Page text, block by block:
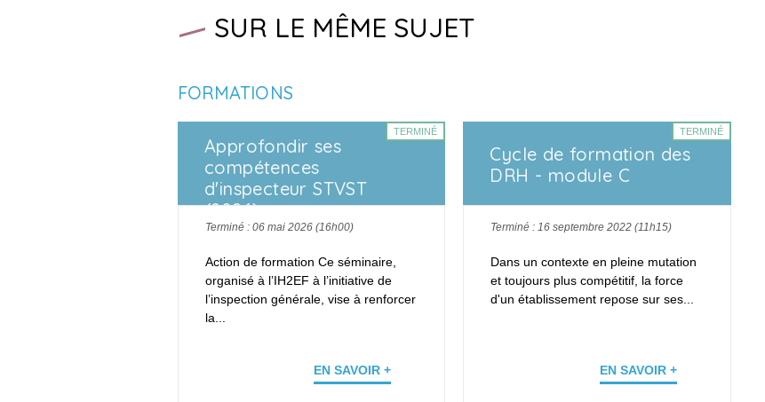
SUR LE MÊME SUJET
FORMATIONS
Approfondir ses
compétences
d'inspecteur STVST
(2026)
TERMINÉ
Terminé : 06 mai 2026 (16h00)
Action de formation Ce séminaire,
organisé à l’IH2EF à l’initiative de
l’inspection générale, vise à renforcer
la...
EN SAVOIR +
Cycle de formation des
DRH - module C
TERMINÉ
Terminé : 16 septembre 2022 (11h15)
Dans un contexte en pleine mutation
et toujours plus compétitif, la force
d'un établissement repose sur ses...
EN SAVOIR +